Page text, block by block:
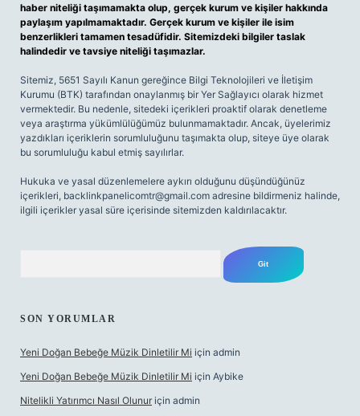
haber niteliği taşımamakta olup, gerçek kurum ve kişiler hakkında
paylaşım yapılmamaktadır. Gerçek kurum ve kişiler ile isim
benzerlikleri tamamen tesadüfidir. Sitemizdeki bilgiler taslak
halindedir ve tavsiye niteliği taşımazlar.
Sitemiz, 5651 Sayılı Kanun gereğince Bilgi Teknolojileri ve İletişim
Kurumu (BTK) tarafından onaylanmış bir Yer Sağlayıcı olarak hizmet
vermektedir. Bu nedenle, sitedeki içerikleri proaktif olarak denetleme
veya araştırma yükümlülüğümüz bulunmamaktadır. Ancak, üyelerimiz
yazdıkları içeriklerin sorumluluğunu taşımakta olup, siteye üye olarak
bu sorumluluğu kabul etmiş sayılırlar.
Hukuka ve yasal düzenlemelere aykırı olduğunu düşündüğünüz
içerikleri, backlinkpanelicomtr@gmail.com adresine bildirmeniz halinde,
ilgili içerikler yasal süre içerisinde sitemizden kaldırılacaktır.
SON YORUMLAR
Yeni Doğan Bebeğe Müzik Dinletilir Mi için admin
Yeni Doğan Bebeğe Müzik Dinletilir Mi için Aybike
Nitelikli Yatırımcı Nasıl Olunur için admin